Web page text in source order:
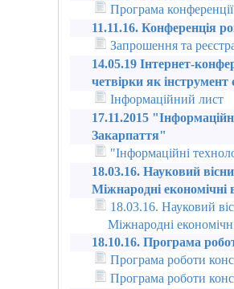
Програма конференції
11.11.16. Конференція
Запрошення та
14.05.19 Інтернет-
четвірки як інструмент
Інформаційний лист
17.11.2015
Закарпаття"
"Інформаційні
18.03.16. Науковий
Міжнародні економічні
18.03.16. Науковий
Міжнародні
18.10.16. Програма
Програма роботи
Програма роботи